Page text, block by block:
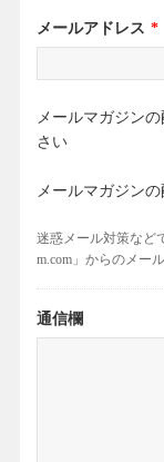
メールアドレス *
メールマガジン
さい
メールマガジンの
迷惑メール対策など
m.com」からのメー
通信欄